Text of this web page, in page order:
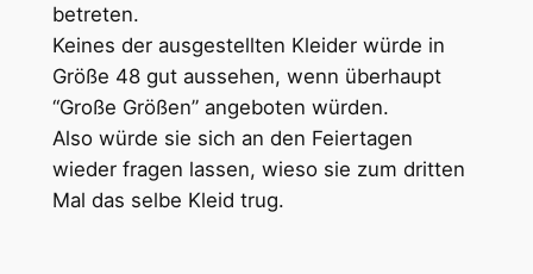
betreten.
Keines der ausgestellten Kleider würde in
Größe 48 gut aussehen, wenn überhaupt
“Große Größen” angeboten würden.
Also würde sie sich an den Feiertagen
wieder fragen lassen, wieso sie zum dritten
Mal das selbe Kleid trug.